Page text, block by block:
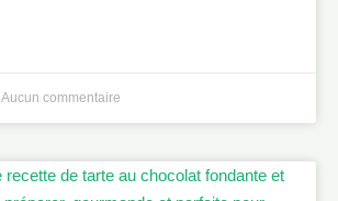
Aucun commentaire